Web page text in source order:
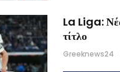
La Liga:
τίτλο
Greeknews24